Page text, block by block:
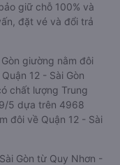
giữ chỗ 100% và
đặt vé và đổi trả
giường nằm đôi
12 - Sài Gòn
chất lượng Trung
5 dựa trên 4968
đôi về Quận 12 - Sài
Gòn từ Quy Nhơn -